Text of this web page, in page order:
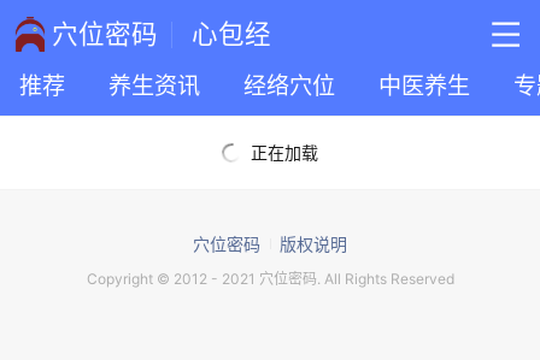
穴位密码 心包经
推荐 养生资讯 经络穴位 中医养生
正在加载
穴位密码 版权说明
Copyright © 2012 - 2021 穴位密码. All Rights Reserved